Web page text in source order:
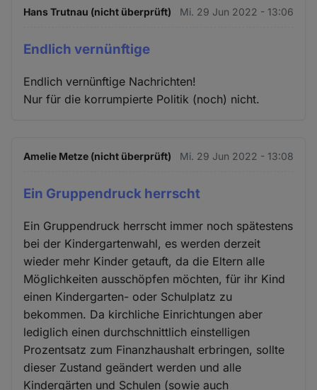
Hans Trutnau (nicht überprüft) Mi. 29 Jun 2022 - 13:06
Endlich vernünftige
Endlich vernünftige Nachrichten!
Nur für die korrumpierte Politik (noch) nicht.
Amelie Metze (nicht überprüft) Mi. 29 Jun 2022 - 13:08
Ein Gruppendruck herrscht
Ein Gruppendruck herrscht immer noch spätestens
bei der Kindergartenwahl, es werden derzeit
wieder mehr Kinder getauft, da die Eltern alle
Möglichkeiten ausschöpfen möchten, für ihr Kind
einen Kindergarten- oder Schulplatz zu
bekommen. Da kirchliche Einrichtungen aber
lediglich einen durchschnittlich einstelligen
Prozentsatz zum Finanzhaushalt erbringen, sollte
dieser Zustand geändert werden und alle
Kindergärten und Schulen (sowie auch